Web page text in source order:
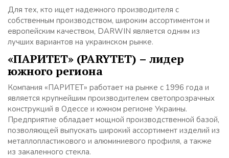
Для тех, кто ищет надежного производителя с
собственным производством, широким ассортиментом и
европейским качеством, DARWIN является одним из
лучших вариантов на украинском рынке.
«ПАРИТЕТ» (PARYTET) – лидер
южного региона
Компания «ПАРИТЕТ» работает на рынке с 1996 года и
является крупнейшим производителем светопрозрачных
конструкций в Одессе и южном регионе Украины.
Предприятие обладает мощной производственной базой,
позволяющей выпускать широкий ассортимент изделий из
металлопластикового и алюминиевого профиля, а также
из закаленного стекла.